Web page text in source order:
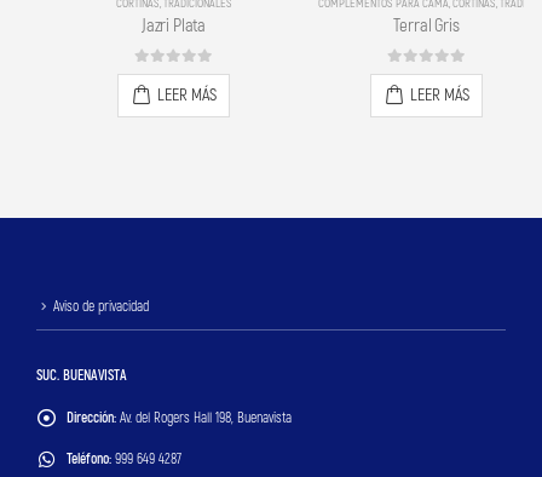
CORTINAS,TRADICIONALES
Jazri Plata
out of 5
LEER MÁS
COMPLEMENTOS PARA CAMA,CORTINAS,TRADICIONALES
Terral Gris
out of 5
LEER MÁS
Aviso de privacidad
SUC. BUENAVISTA
Dirección: Av. del Rogers Hall 198, Buenavista
Teléfono: 999 649 4287